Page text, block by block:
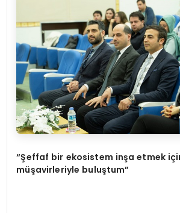
“Şeffaf bir ekosistem inşa etmek
müşavirleriyle buluştum”